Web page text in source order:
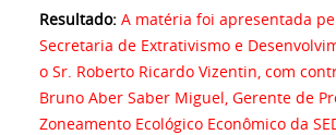
Resultado: A matéria foi apresentada
Secretaria de Extrativismo e
o Sr. Roberto Ricardo Vizentin, com
Bruno Aber Saber Miguel, Gerente de
Zoneamento Ecológico Econômico da